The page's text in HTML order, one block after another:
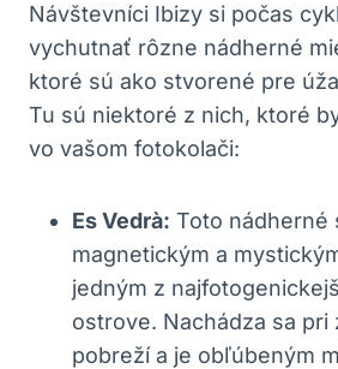
Návštevníci Ibizy si počas
vychutnať rôzne nádherné
ktoré sú ako stvorené pre
Tu sú niektoré z nich, ktoré
vo vašom fotokolači:
Es Vedrà: Toto nádherné
magnetickým a
jedným z
ostrove. Nachádza sa pri
pobreží a je obľúbeným